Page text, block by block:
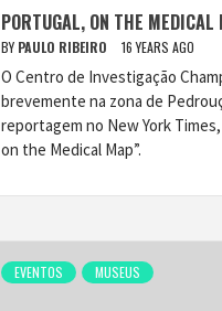
PORTUGAL, ON THE MEDICAL
BY PAULO RIBEIRO 16 YEARS AGO
O Centro de Investigação
brevemente na zona de
reportagem no New York
on the Medical Map”.
EVENTOS MUSEUS